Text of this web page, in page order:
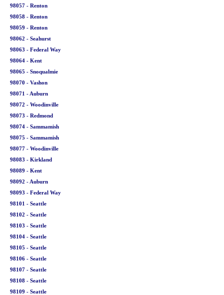
98057 - Renton
98058 - Renton
98059 - Renton
98062 - Seahurst
98063 - Federal Way
98064 - Kent
98065 - Snoqualmie
98070 - Vashon
98071 - Auburn
98072 - Woodinville
98073 - Redmond
98074 - Sammamish
98075 - Sammamish
98077 - Woodinville
98083 - Kirkland
98089 - Kent
98092 - Auburn
98093 - Federal Way
98101 - Seattle
98102 - Seattle
98103 - Seattle
98104 - Seattle
98105 - Seattle
98106 - Seattle
98107 - Seattle
98108 - Seattle
98109 - Seattle